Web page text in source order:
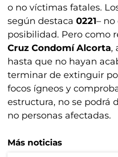
o no víctimas fatales.
según destaca 0221–
posibilidad. Pero como
Cruz Condomí Alcorta,
hasta que no hayan
terminar de extinguir
focos ígneos y
estructura, no se podrá
no personas afectadas.
Más noticias